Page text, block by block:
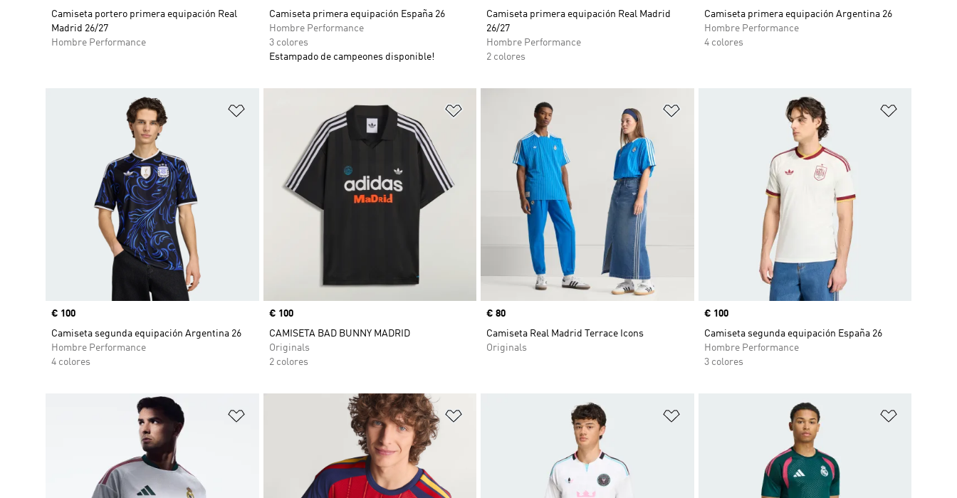
Camiseta portero primera equipación Real
Madrid 26/27
Hombre Performance
Camiseta primera equipación España 26
Hombre Performance
3 colores
Estampado de campeones disponible!
Camiseta primera equipación Real Madrid
26/27
Hombre Performance
2 colores
Camiseta primera equipación Argentina 26
Hombre Performance
4 colores
Añadir a la lista de deseos
Precio
€ 100
Camiseta segunda equipación Argentina 26
Hombre Performance
4 colores
Añadir a la lista de deseos
Precio
€ 100
CAMISETA BAD BUNNY MADRID
Originals
2 colores
Añadir a la lista de deseos
Precio
€ 80
Camiseta Real Madrid Terrace Icons
Originals
Precio
€ 100
Camiseta segunda equipación España 26
Hombre Performance
3 colores
Añadir a la lista de deseos Añadir a la lista de deseos Añadir a la lista de deseos